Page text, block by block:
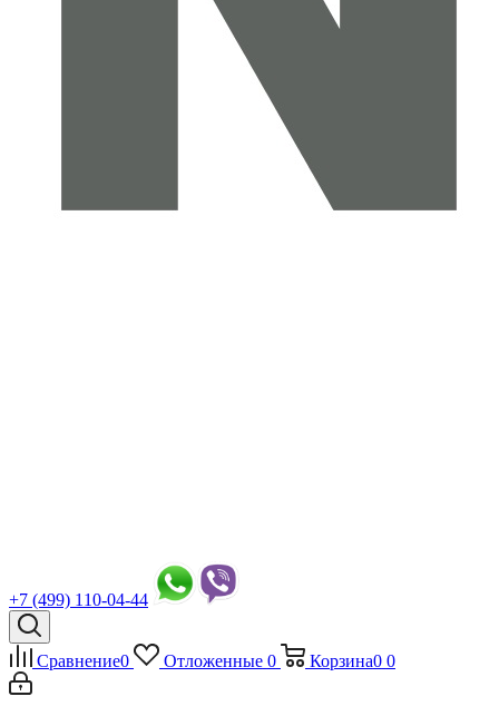
+7 (499) 110-04-44
Сравнение0 Отложенные 0 Корзина0 0